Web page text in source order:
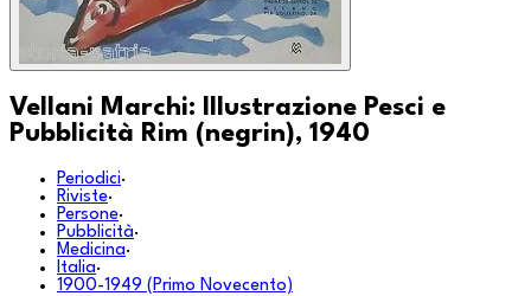
Vellani Marchi: Illustrazione Pesci e
Pubblicità Rim (negrin), 1940
Periodici·
Riviste·
Persone·
Pubblicità·
Medicina·
Italia·
1900-1949 (Primo Novecento)